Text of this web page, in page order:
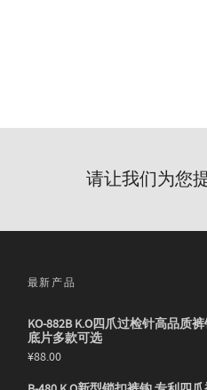
请让我们为您
最新产品
KO-882B K.O四爪过检针高品质
底片多款可选
¥88.00